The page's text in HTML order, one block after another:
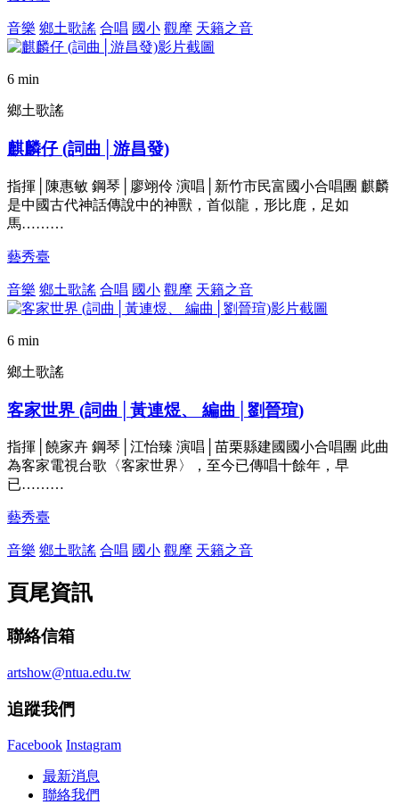
音樂 鄉土歌謠 合唱 國小 觀摩 天籟之音
6 min
鄉土歌謠
麒麟仔 (詞曲│游昌發)
指揮│陳惠敏 鋼琴│廖翊伶 演唱│新竹市民富國小合唱團 麒麟
是中國古代神話傳說中的神獸，首似龍，形比鹿，足如
馬………
藝秀臺
音樂 鄉土歌謠 合唱 國小 觀摩 天籟之音
6 min
鄉土歌謠
客家世界 (詞曲│黃連煜、 編曲│劉晉瑄)
指揮│饒家卉 鋼琴│江怡臻 演唱│苗栗縣建國國小合唱團 此曲
為客家電視台歌〈客家世界〉，至今已傳唱十餘年，早
已………
藝秀臺
音樂 鄉土歌謠 合唱 國小 觀摩 天籟之音
頁尾資訊
聯絡信箱
artshow@ntua.edu.tw
追蹤我們
Facebook Instagram
最新消息
聯絡我們